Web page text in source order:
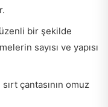
bir şekilde
sayısı ve yapısı
çantasının omuz